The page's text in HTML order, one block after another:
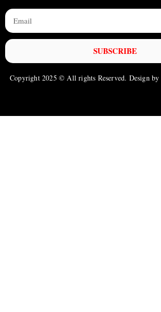
SUBSCRIBE
Copyright 2025 © All rights Reserved. Design